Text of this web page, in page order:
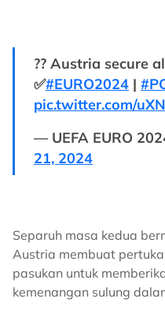
?? Austria secure
✅#EURO2024 |
pic.twitter.com/
— UEFA EURO
21, 2024
Separuh masa kedua
Austria membuat
pasukan untuk
kemenangan sulung